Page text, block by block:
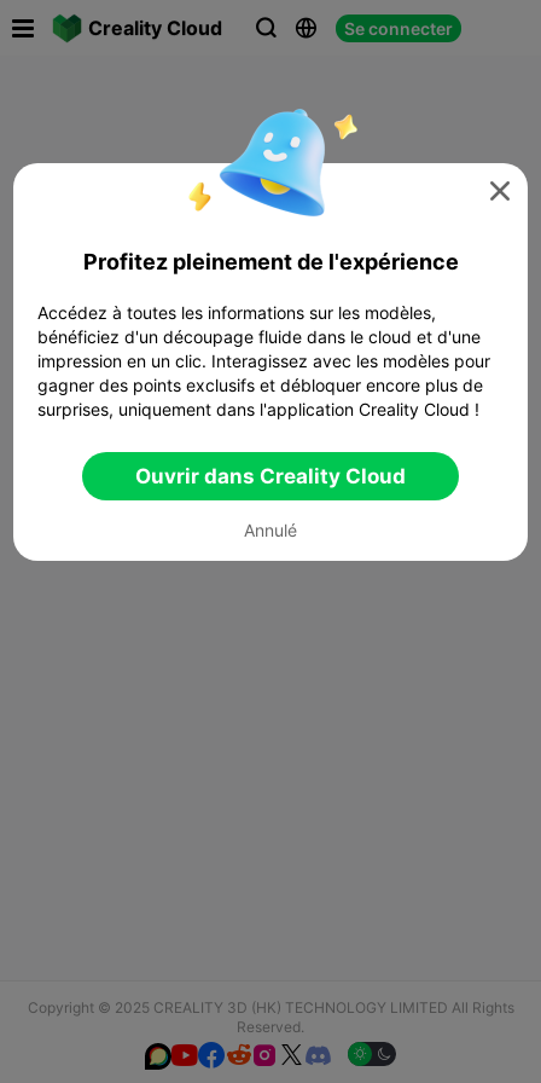
Creality Cloud   Se connecter
Copyright © 2025 CREALITY 3D (HK) TECHNOLOGY LIMITED All Rights
Reserved.
  

Profitez pleinement de l'expérience
Accédez à toutes les informations sur les modèles,
bénéficiez d'un découpage fluide dans le cloud et d'une
impression en un clic. Interagissez avec les modèles pour
gagner des points exclusifs et débloquer encore plus de
surprises, uniquement dans l'application Creality Cloud !
Ouvrir dans Creality Cloud
Annulé